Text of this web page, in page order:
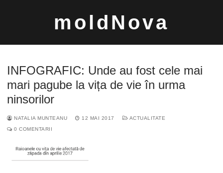
moldNova
după:
INFOGRAFIC: Unde au fost cele mai
mari pagube la vița de vie în urma
ninsorilor
NATALIA MUNTEANU 12 MAI 2017
ACTUALITATE
0 COMENTARII